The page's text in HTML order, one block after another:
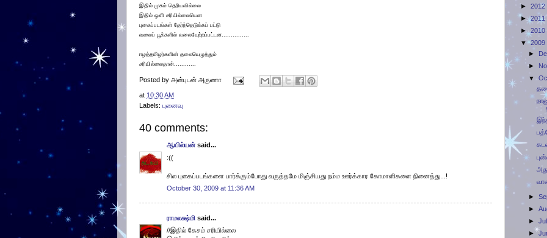
இதில் முகம் தெரியவில்லை
இதில் ஒளி சரியில்லையென
புகைப்படங்கள் தேர்ந்தெடுக்கப் பட்டு
வலைப் பூக்களில் வலையேற்றப்பட்டன...............
ஈழத்தமிழர்களின் தலையெழுத்தும்
சரியில்லைதான்............
Posted by அன்புடன் அருணா
at 10:30 AM
Labels: புனைவு
40 comments:
ஆயில்யன் said...
:((
சில புகைப்படங்களை பார்க்கும்போது வருத்தமே மிஞ்சியது நம்ம ஊர்க்கார கோமாளிகளை நினைத்து...!
October 30, 2009 at 11:36 AM
ராமலக்ஷ்மி said...
//இதில் கேசம் சரியில்லை
► 2012
►2011
►2010
▼2009
►
►
▼
►
►
►
►